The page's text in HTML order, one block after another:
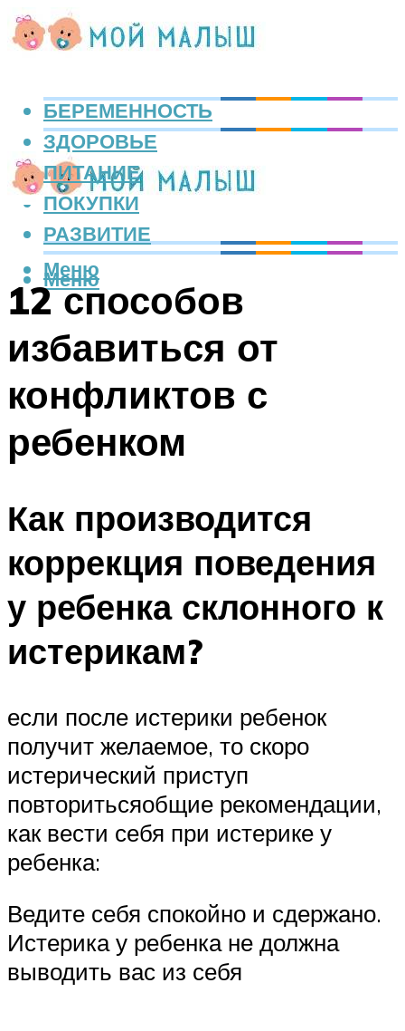
БЕРЕМЕННОСТЬ
ЗДОРОВЬЕ
ПИТАНИЕ
ПОКУПКИ
РАЗВИТИЕ
Меню
Меню
12 способов
избавиться от
конфликтов с
ребенком
Как производится
коррекция поведения
у ребенка склонного к
истерикам?
если после истерики ребенок
получит желаемое, то скоро
истерический приступ
повторитьсяобщие рекомендации,
как вести себя при истерике у
ребенка:
Ведите себя спокойно и сдержано.
Истерика у ребенка не должна
выводить вас из себя